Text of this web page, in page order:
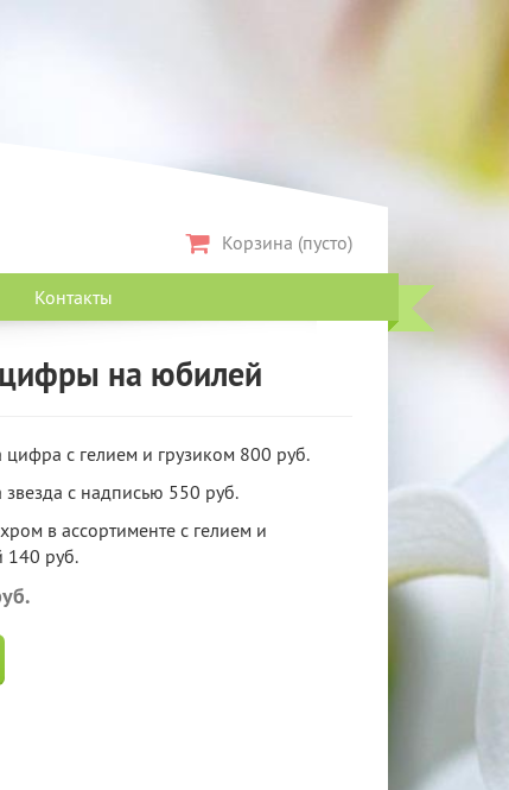
Корзина (пусто)
Контакты
на юбилей
с гелием и грузиком 800 руб.
с надписью 550 руб.
в ассортименте с гелием и
140 руб.